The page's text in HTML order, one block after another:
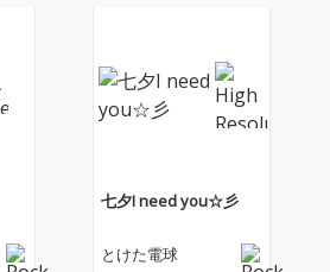
七夕I need you☆彡
とけた電球